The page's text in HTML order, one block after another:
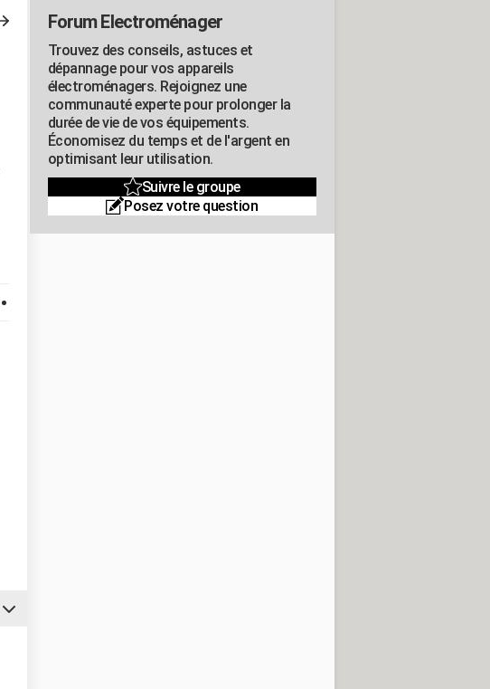
Forum Electroménager
Trouvez des conseils, astuces et
dépannage pour vos appareils
électroménagers. Rejoignez une
communauté experte pour prolonger la
durée de vie de vos équipements.
Économisez du temps et de l'argent en
optimisant leur utilisation.
Suivre le groupe
Posez votre question